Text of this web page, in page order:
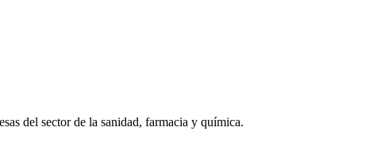
del sector de la sanidad, farmacia y química.